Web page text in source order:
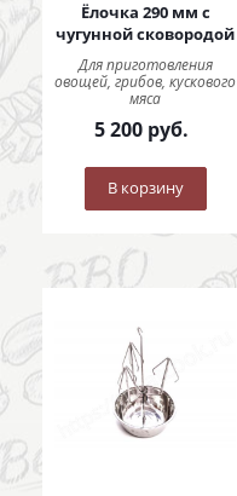
Ёлочка 290 мм с
чугунной сковородой
Для приготовления
овощей, грибов, кускового
мяса
5 200руб.
В корзину